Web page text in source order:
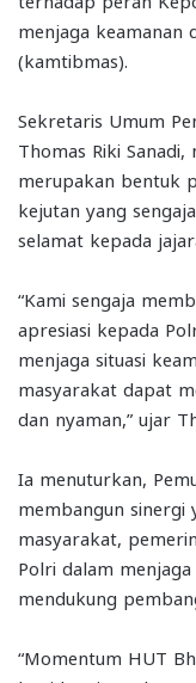
menjaga keamanan
(kamtibmas).
Sekretaris Umum
Thomas Riki
merupakan bentuk
kejutan yang
selamat kepada
“Kami sengaja
apresiasi kepada
menjaga situasi
masyarakat dapat
dan nyaman,” ujar
Ia menuturkan,
membangun sinergi
masyarakat,
Polri dalam
mendukung
“Momentum HUT